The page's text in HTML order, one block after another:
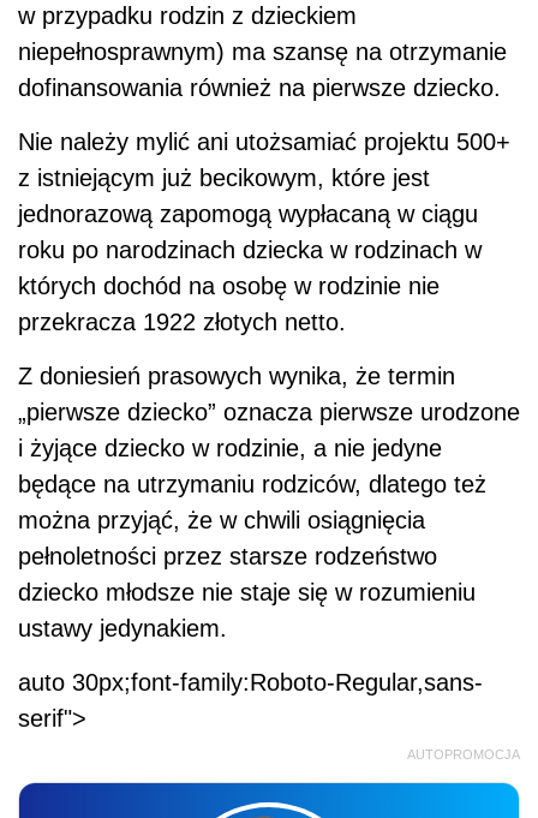
w przypadku rodzin z dzieckiem
niepełnosprawnym) ma szansę na otrzymanie
dofinansowania również na pierwsze dziecko.
Nie należy mylić ani utożsamiać projektu 500+
z istniejącym już becikowym, które jest
jednorazową zapomogą wypłacaną w ciągu
roku po narodzinach dziecka w rodzinach w
których dochód na osobę w rodzinie nie
przekracza 1922 złotych netto.
Z doniesień prasowych wynika, że termin
„pierwsze dziecko” oznacza pierwsze urodzone
i żyjące dziecko w rodzinie, a nie jedyne
będące na utrzymaniu rodziców, dlatego też
można przyjąć, że w chwili osiągnięcia
pełnoletności przez starsze rodzeństwo
dziecko młodsze nie staje się w rozumieniu
ustawy jedynakiem.
auto 30px;font-family:Roboto-Regular,sans-
serif">
AUTOPROMOCJA